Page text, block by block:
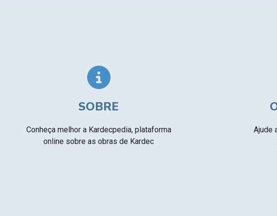
SOBRE
Conheça melhor a Kardecpedia, plataforma
online sobre as obras de Kardec
Ajude